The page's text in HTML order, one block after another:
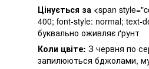
Цінується за <span
400; font-style: normal; text-
буквально оживляє ґрунт
Коли цвіте: З червня по
запилюються бджолами,